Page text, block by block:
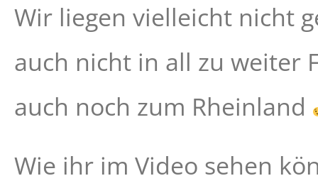
Wir liegen vielleicht nicht
auch nicht in all zu weiter
auch noch zum Rheinland
Wie ihr im Video sehen